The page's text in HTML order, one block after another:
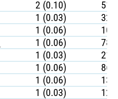
2 (0.10)
512
1 (0.03)
1 (0.06)
1 (0.06)
782
1 (0.03)
1 (0.06)
860
1 (0.06)
1 (0.03)